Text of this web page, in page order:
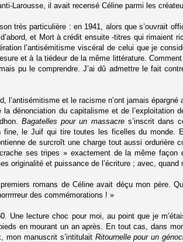
Larousse, il avait recensé Céline parmi les
très particulière : en 1941, alors que s’ouvrait
et Mort à crédit ensuite -titres qui rimaient
l’antisémitisme viscéral de celui que je
et à la tiédeur de la même littérature.
pu le comprendre. J’ai dû admettre le fait
l’antisémitisme et le racisme n’ont jamais
dénonciation du capitalisme et de l’exploitation
Bagatelles pour un massacres’inscrit dans
fine, le Juif qui tire toutes les ficelles du
de surcroît une charge tout aussi ordurière
ses tripes » exactement de la même
originalité et puissance de l’écriture ; avec,
romans de Céline avait déçu mon père.
des commémorations ! »
Une lecture choc pour moi, au point que je
en mourant un an après. En tout cas, dans
mon manuscrit s’intitulait Ritournelle pour un